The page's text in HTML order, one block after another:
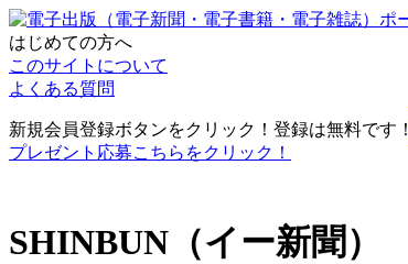
はじめての方へ
このサイトについて
よくある質問
新規会員登録ボタンをクリック！登録は無料です！
プレゼント応募こちらをクリック！
SHINBUN（イー新聞）